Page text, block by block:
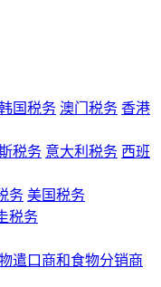
国税务 澳门税务 香港
税务 意大利税务 西班
务 美国税务
税务
遣口商和食物分销商